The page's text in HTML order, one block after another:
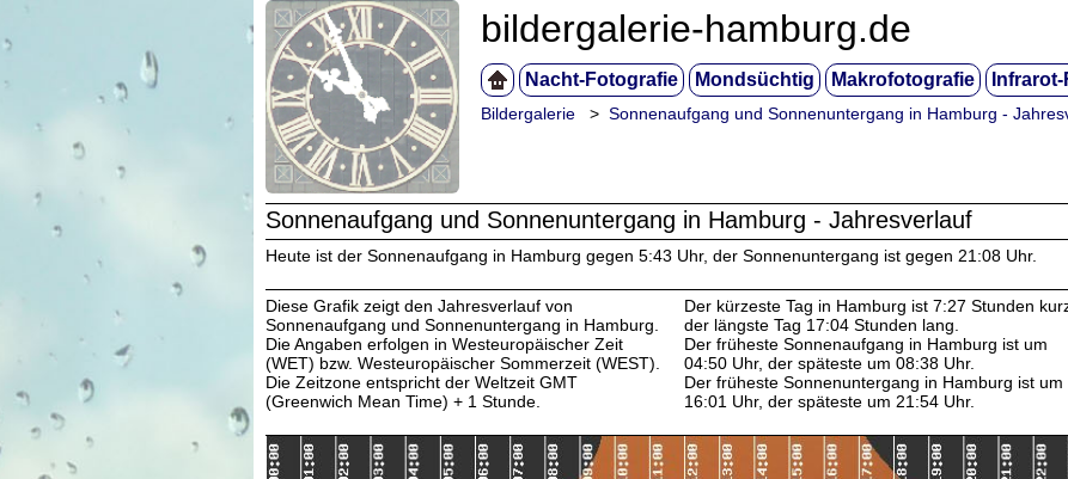
bildergalerie-hamburg.de
Nacht-Fotografie Mondsüchtig Makrofotografie
Bildergalerie > Sonnenaufgang und Sonnenuntergang in Hamburg -
Sonnenaufgang und Sonnenuntergang in Hamburg - Jahresverlauf
Heute ist der Sonnenaufgang in Hamburg gegen 5:43 Uhr, der Sonnenuntergang ist gegen 21:08 Uhr.
Diese Grafik zeigt den Jahresverlauf von
Sonnenaufgang und Sonnenuntergang in Hamburg.
Die Angaben erfolgen in Westeuropäischer Zeit
(WET) bzw. Westeuropäischer Sommerzeit (WEST).
Die Zeitzone entspricht der Weltzeit GMT
(Greenwich Mean Time) + 1 Stunde.
Der kürzeste Tag in Hamburg ist 7:27 Stunden
der längste Tag 17:04 Stunden lang.
Der früheste Sonnenaufgang in Hamburg ist um
04:50 Uhr, der späteste um 08:38 Uhr.
Der früheste Sonnenuntergang in Hamburg ist um
16:01 Uhr, der späteste um 21:54 Uhr.